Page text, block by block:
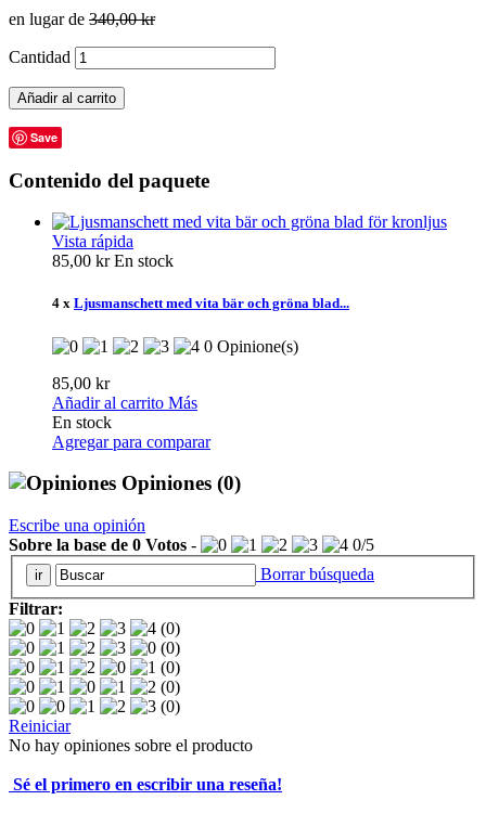
en lugar de 340,00 kr
Cantidad
Añadir al carrito
Save
Contenido del paquete
Vista rápida
85,00 krEn stock
4 x Ljusmanschett med vita bär och gröna blad...
0 Opinione(s)
85,00 kr
Añadir al carrito Más
En stock
Agregar para comparar
Opiniones (0)
Escribe una opinión
Sobre la base de 0 Votos - 0/5
Borrar búsqueda
Filtrar:
(0)
(0)
(0)
(0)
(0)
Reiniciar
No hay opiniones sobre el producto
Sé el primero en escribir una reseña!